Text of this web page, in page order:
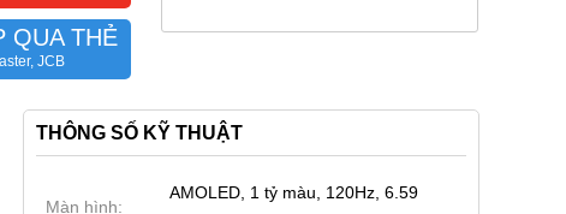
QUA THẺ
JCB
THÔNG SỐ KỸ THUẬT
Màn hình:
AMOLED, 1 tỷ màu, 120Hz, 6.59